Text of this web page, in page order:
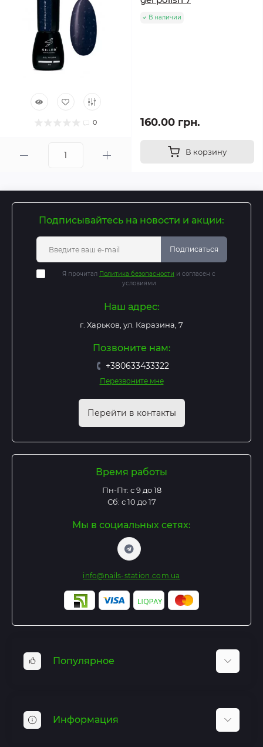
0
В наличии
160.00 грн.
В корзину
Подписывайтесь на новости и акции:
Подписаться
Я прочитал Политика безопасности и согласен с
условиями
Наш адрес:
г. Харьков, ул. Каразина, 7
Позвоните нам:
+380633433322
Перезвоните мне
Перейти в контакты
Время работы
Пн-Пт: с 9 до 18
Сб: с 10 до 17
Мы в социальных сетях:
info@nails-station.com.ua
Популярное
Гель лаки
Гель для наращивания
Информация